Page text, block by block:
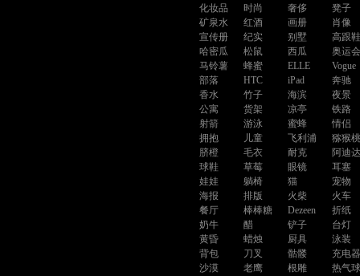
化妆品
时尚 奢侈
凳子
矿泉水
红酒 画册
肖像
宣传册
纪实 别墅
高跟鞋
哈密瓜
松鼠 西瓜
奥运会
马铃薯
蜂蜜 ELLE
Vogue
部落
HTC iPad
奔驰
香水
竹子 海滨
夜景
公寓
货架 凉亭
铁路
射箭
游泳 蜜蜂
情侣
拥抱
儿童 飞利浦
猕猴桃
脐橙
毛衣 耐克
阿迪
球鞋
草莓 眼镜
耳塞
娃娃
躺椅 猫
宠物
海报
排版 火柴
火车
餐厅
棒棒糖 Dezeen
折纸
奶牛
醋 铲子
台灯
黄昏
蜡烛 厨具
泳装
背包
刀叉 骷髅
充电器
沙漠
老鹰 根雕
热气球